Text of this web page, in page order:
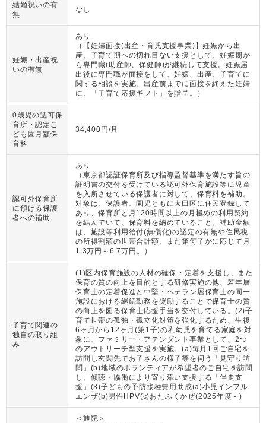
結婚祝いの有
無
なし
妊娠・出産祝
いの有無
あり
（
【妊婦面接(出産・育児支援事業)】妊娠から出
産、子育て期への切れ目ない支援として、妊娠期か
ら専門職(助産師、保健師)が継続して支援。妊娠届
出後に専門職が面接をして、妊娠、出産、子育てに
関する相談を実施。出産前までに面接を終えた妊婦
に、「子育て応援ギフト」を贈呈。
）
0歳児の認可保
育所・認定こ
ども園月額保
育料
34,400円/月
認可外保育所
に預ける保護
者への補助
あり
（ 東京都認証保育所及び指導監督基準を満たす旨の
証明書の交付を受けている認可外保育施設等に児童
を入所させている保護者に対して、保育料を補助。
対象は、保護者、園児ともに大田区に住民登録して
あり、保育所と月120時間以上の月極めの利用契約
を結んでいて、保育料を納めていること。補助金額
は、施設等利用給付(無償化)の認定の有無や住民税
の所得割額の世帯合計額、また第何子かに応じて月
1.3万円～6.7万円。
）
子育て関連の
独自の取り組
み
(1)区内保育施設の人材の確保・定着を支援し、また
保育の質の向上を目的とする研修実施の他、若年層
保育士の定着促進と中堅・ベテラン層保育士の同一
施設における継続勤務を奨励することで保育士の質
の向上を図る保育士応援手当を交付している。(2)子
育て世帯の孤独・孤立化対策を強化するため、生後
6ヶ月から12ヶ月(第1子)の乳幼児を育てる家庭を対
象に、ファミリー・アテンダント事業として、2つ
のアウトリーチ型支援を実施。(a)毎月1回ご自宅を
訪問し玄関先でお子さんの様子等を伺う「見守り訪
問」(b)地域のボランティアが希望者のご自宅を訪問
し、傾聴・協働により寄り添い支援する「伴走支
援」(3)子どもの予防接種費用助成(a)小児インフル
エンザ(b)男性HPV(c)おたふくかぜ(2025年度～)
＜通院＞